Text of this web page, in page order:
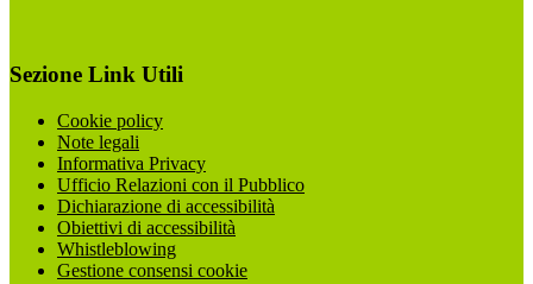
Sezione Link Utili
Cookie policy
Note legali
Informativa Privacy
Ufficio Relazioni con il Pubblico
Dichiarazione di accessibilità
Obiettivi di accessibilità
Whistleblowing
Gestione consensi cookie